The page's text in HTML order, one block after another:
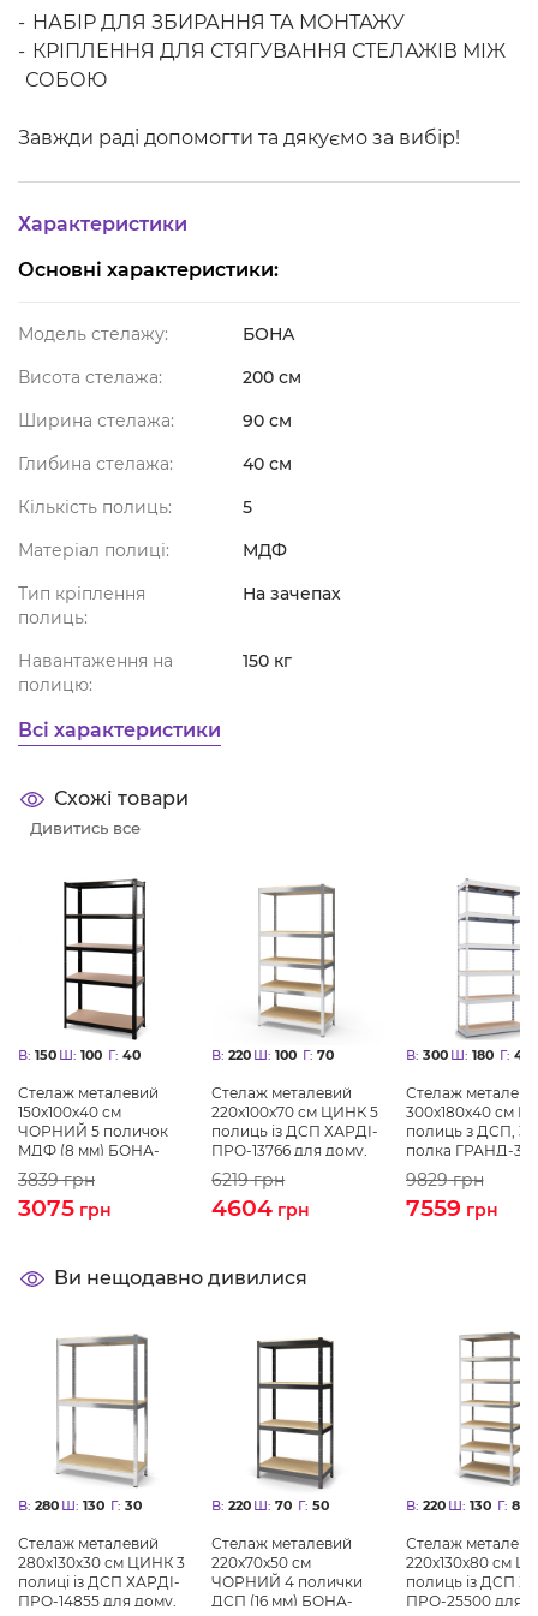
НАБІР ДЛЯ ЗБИРАННЯ ТА МОНТАЖУ
КРІПЛЕННЯ ДЛЯ СТЯГУВАННЯ СТЕЛАЖІВ МІЖ
СОБОЮ
Завжди раді допомогти та дякуємо за вибір!​
Характеристики
Основні характеристики:
Модель стелажу:
БОНА
Висота стелажа:
200 см
Ширина стелажа:
90 см
Глибина стелажа:
40 см
Кількість полиць:
5
Матеріал полиці:
МДФ
Тип кріплення
полиць:
На зачепах
Навантаження на
полицю:
150 кг
Всі характеристики
Схожі товари
Дивитись все
В: 150 Ш: 100 Г: 40
Стелаж металевий
150х100х40 см
ЧОРНИЙ 5 поличок
MДФ (8 мм) БОНА-
ПРО
3839грн
3075 грн
В: 220 Ш: 100 Г: 70
Стелаж металевий
220х100х70 см ЦИНК 5
полиць із ДСП ХАРДІ-
ПРО-13766 для дому,
магазину, складу
6219грн
4604 грн
В: 300 Ш: 180 Г: 40
Стелаж
300х180х40 см
полиць з ДСП,
полка ГРАНД-
для складу
9829грн
7559 грн
Ви нещодавно дивилися
В: 280 Ш: 130 Г: 30
Стелаж металевий
280х130х30 см ЦИНК 3
полиці із ДСП ХАРДІ-
ПРО-14855 для дому,
В: 220 Ш: 70 Г: 50
Стелаж металевий
220х70х50 см
ЧОРНИЙ 4 полички
ДСП (16 мм) БОНА-
В: 220 Ш: 130 Г: 80
Стелаж
220х130х80 см
полиць із ДСП
ПРО-25500 для